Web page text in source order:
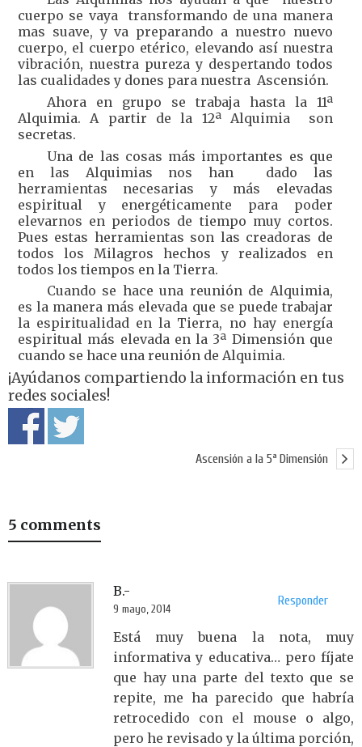
cuerpo se vaya transformando de una manera
mas suave, y va preparando a nuestro nuevo
cuerpo, el cuerpo etérico, elevando así nuestra
vibración, nuestra pureza y despertando todos
las cualidades y dones para nuestra Ascensión.
Ahora en grupo se trabaja hasta la 11ª
Alquimia. A partir de la 12ª Alquimia son
secretas.
Una de las cosas más importantes es que
en las Alquimias nos han dado las
herramientas necesarias y más elevadas
espiritual y energéticamente para poder
elevarnos en periodos de tiempo muy cortos.
Pues estas herramientas son las creadoras de
todos los Milagros hechos y realizados en
todos los tiempos en la Tierra.
Cuando se hace una reunión de Alquimia,
es la manera más elevada que se puede trabajar
la espiritualidad en la Tierra, no hay energía
espiritual más elevada en la 3ª Dimensión que
cuando se hace una reunión de Alquimia.
¡Ayúdanos compartiendo la información en tus
redes sociales!
Ascensión a la 5ª Dimensión
5 comments
Responder
B.-
9 mayo, 2014
Está muy buena la nota, muy
informativa y educativa… pero fíjate
que hay una parte del texto que se
repite, me ha parecido que habría
retrocedido con el mouse o algo,
pero he revisado y la última porción,